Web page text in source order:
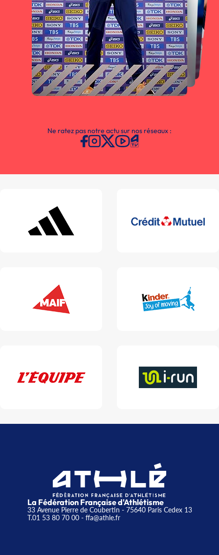
Ne ratez pas notre actu sur nos réseaux :
La Fédération Française d'Athlétisme
33 Avenue Pierre de Coubertin - 75640 Paris Cedex 13
T.01 53 80 70 00- ffa@athle.fr